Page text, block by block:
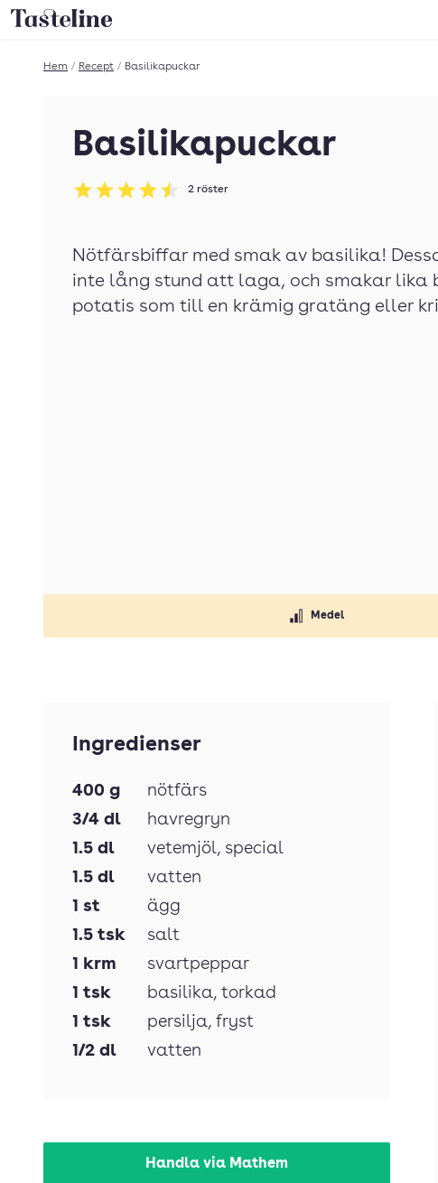
Till Tastelines startsida
Hem / Recept / Basilikapuckar
Basilikapuckar
Betyg: 4.5 av 5
2 röster
Medel
Nötfärsbiffar med smak av basilika!
inte lång stund att laga, och smakar lika
potatis som till en krämig gratäng eller
Ingredienser
400 g
nötfärs
3/4 dl
havregryn
1.5 dl vetemjöl, special
1.5 dl
vatten
1 st
ägg
1.5 tsk
salt
1 krm
svartpeppar
1 tsk basilika, torkad
1 tsk persilja, fryst
1/2 dl vatten
Handla via Mathem